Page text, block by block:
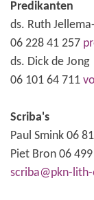
Predikanten
ds. Ruth
06 228 41 257
ds. Dick de
06 101 64 711
Scriba's
Paul Smink 06
Piet Bron 06
scriba@pkn-